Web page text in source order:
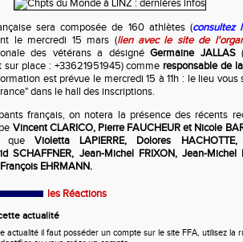
sera composée de 160 athlètes (consultez
le mercredi 15 mars (lien avec le site de
des vétérans a désignéGermaine JALLAS
sur place : +33621951945) comme responsable de
est prévue le mercredi 15 à 11h : le lieu vous
dans le hall des inscriptions.
français, on notera la présence des récents
Vincent CLARICO, Pierre FAUCHEUR et Nicole
que Violetta LAPIERRE, Dolores
SCHAFFNER, Jean-Michel FRIXON, Jean-Michel
EHRMANN.
les Réactions
actualité
actualité il faut posséder un compte sur le site FFA, utilisez la